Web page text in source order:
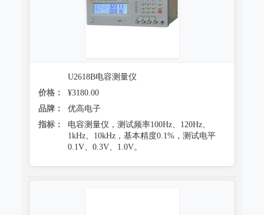
U2618B电容测量仪
价格：
¥3180.00
品牌：
优高电子
指标：
电容测量仪，测试频率100Hz、120Hz、
1kHz、10kHz，基本精度0.1%，测试电平
0.1V、0.3V、1.0V。